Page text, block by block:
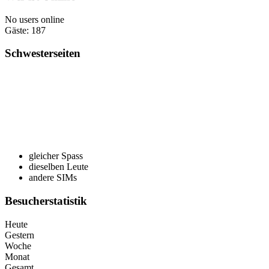
No users online
Gäste: 187
Schwesterseiten
gleicher Spass
dieselben Leute
andere SIMs
Besucherstatistik
Heute
Gestern
Woche
Monat